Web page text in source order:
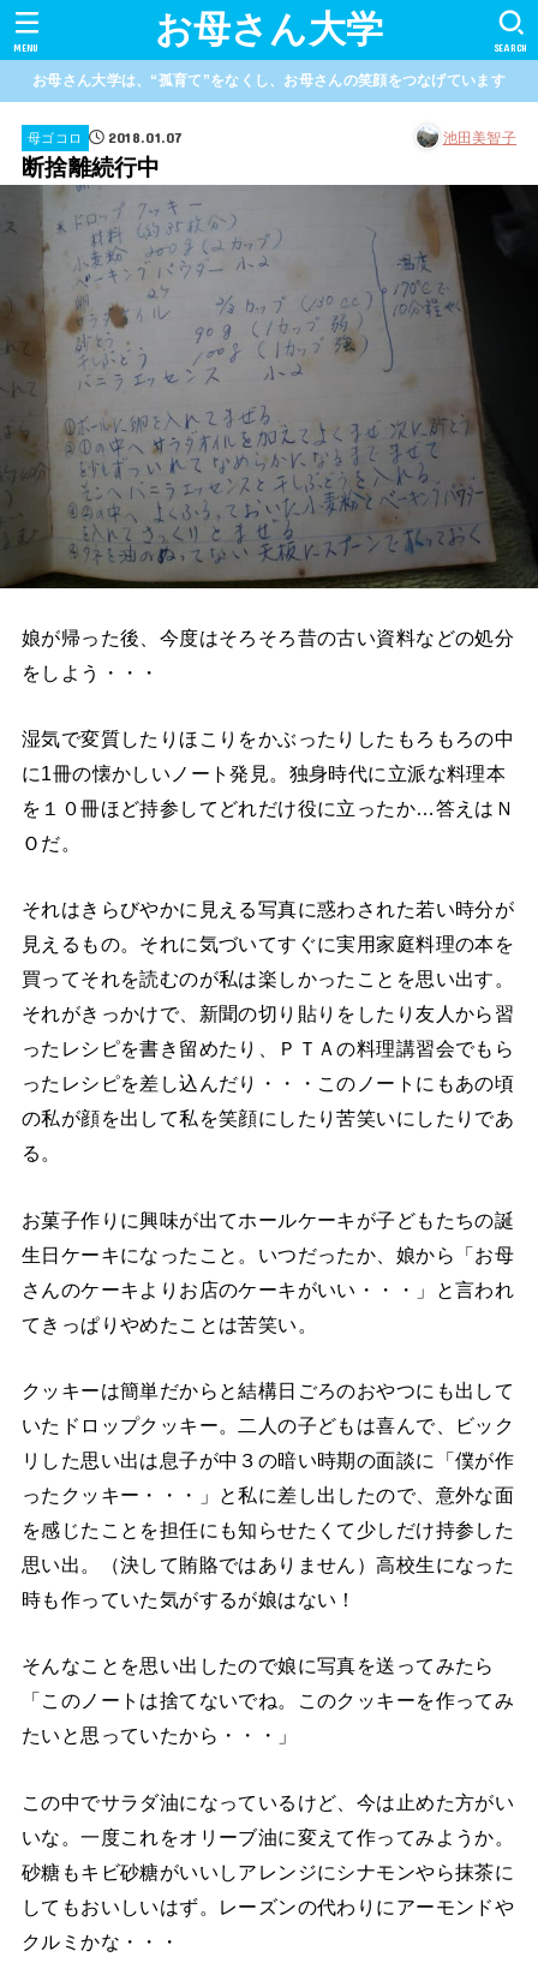
お母さん大学 SEARCH
MENU
お母さん大学は、“孤育て”をなくし、お母さんの笑顔をつなげています
母ゴコロ 2018.01.07 池田美智子
断捨離続行中
娘が帰った後、今度はそろそろ昔の古い資料などの処分
をしよう・・・
湿気で変質したりほこりをかぶったりしたもろもろの中
に1冊の懐かしいノート発見。独身時代に立派な料理本
を１０冊ほど持参してどれだけ役に立ったか…答えはＮ
Ｏだ。
それはきらびやかに見える写真に惑わされた若い時分が
見えるもの。それに気づいてすぐに実用家庭料理の本を
買ってそれを読むのが私は楽しかったことを思い出す。
それがきっかけで、新聞の切り貼りをしたり友人から習
ったレシピを書き留めたり、ＰＴＡの料理講習会でもら
ったレシピを差し込んだり・・・このノートにもあの頃
の私が顔を出して私を笑顔にしたり苦笑いにしたりであ
る。
お菓子作りに興味が出てホールケーキが子どもたちの誕
生日ケーキになったこと。いつだったか、娘から「お母
さんのケーキよりお店のケーキがいい・・・」と言われ
てきっぱりやめたことは苦笑い。
クッキーは簡単だからと結構日ごろのおやつにも出して
いたドロップクッキー。二人の子どもは喜んで、ビック
リした思い出は息子が中３の暗い時期の面談に「僕が作
ったクッキー・・・」と私に差し出したので、意外な面
を感じたことを担任にも知らせたくて少しだけ持参した
思い出。（決して賄賂ではありません）高校生になった
時も作っていた気がするが娘はない！
そんなことを思い出したので娘に写真を送ってみたら
「このノートは捨てないでね。このクッキーを作ってみ
たいと思っていたから・・・」
この中でサラダ油になっているけど、今は止めた方がい
いな。一度これをオリーブ油に変えて作ってみようか。
砂糖もキビ砂糖がいいしアレンジにシナモンやら抹茶に
してもおいしいはず。レーズンの代わりにアーモンドや
クルミかな・・・